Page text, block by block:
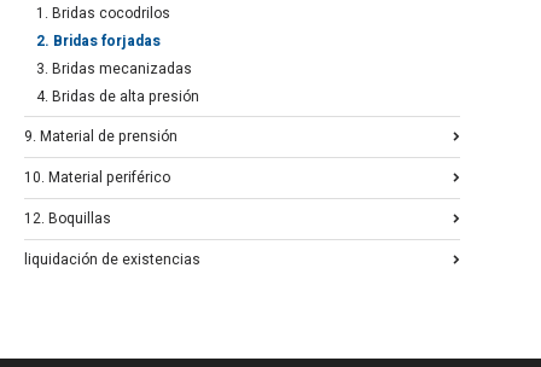
1. Bridas cocodrilos
2. Bridas forjadas
3. Bridas mecanizadas
4. Bridas de alta presión
9. Material de prensión
10. Material periférico
12. Boquillas
liquidación de existencias